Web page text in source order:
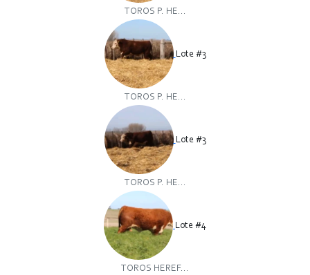
TOROS P. HE...
Lote #3
TOROS P. HE...
Lote #3
TOROS P. HE...
Lote #4
TOROS HEREF...